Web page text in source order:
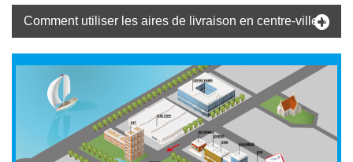
Comment utiliser les aires de livraison en centre-ville ?